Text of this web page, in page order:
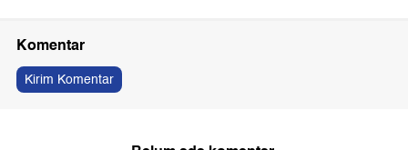
Komentar
Kirim Komentar